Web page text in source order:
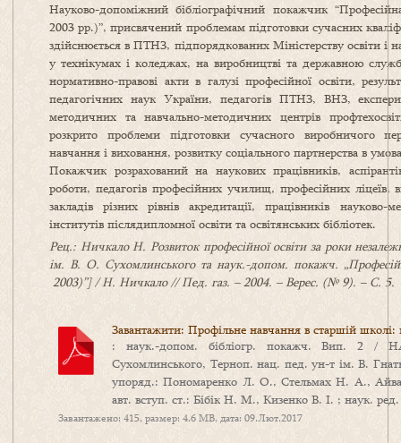
Науково-допоміжний бібліографічний покажчик
2003 рр.)”, присвячений проблемам підготовки сучасних
здійснюється в ПТНЗ, підпорядкованих Міністерству освіти і
у технікумах і коледжах, на виробництві та державною
нормативно-правові акти в галузі професійної освіти,
педагогічних наук України, педагогів ПТНЗ, ВНЗ,
методичних та навчально-методичних центрів
розкрито проблеми підготовки сучасного виробничого
навчання і виховання, розвитку соціального партнерства в
Покажчик розрахований на наукових працівників,
роботи, педагогів професійних училищ, професійних
закладів різних рівнів акредитації, працівників науково-
інститутів післядипломної освіти та освітянських бібліотек.
Рец.: Ничкало Н. Розвиток професійної освіти за роки
ім. В. О. Сухомлинського та наук.-допом. покажч.
2003)”] / Н. Ничкало // Пед. газ. – 2004. – Верес. (№ 9). – С. 5.
Завантажити: Профільне навчання в старшій
: наук.-допом. бібліогр. покажч. Вип. 2
Сухомлинського, Терноп. нац. пед. ун-т ім. В.
упоряд.: Пономаренко Л. О., Стельмах Н. А.,
авт. вступ. ст.: Бібік Н. М., Кизенко В. І. ; наук.
Завантажено: 415, размер: 4.6 MB, дата: 09.Лют.2017